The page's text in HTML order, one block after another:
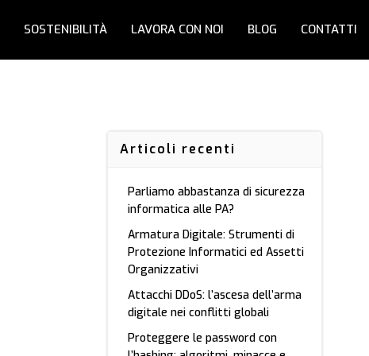
SOSTENIBILITÀ LAVORA CON NOI BLOG CONTATTI
Articoli recenti
Parliamo abbastanza di sicurezza
informatica alle PA?
Armatura Digitale: Strumenti di
Protezione Informatici ed Assetti
Organizzativi
Attacchi DDoS: l’ascesa dell’arma
digitale nei conflitti globali
Proteggere le password con